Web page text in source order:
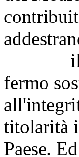
il
fermo
titolarità
Paese.